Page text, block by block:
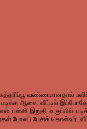
வண்ணமானதால்
படிக்க ஆசை. வீட்டில்
பள்ளி இறுதி
போலப் பேசிக் கொள்வர்.